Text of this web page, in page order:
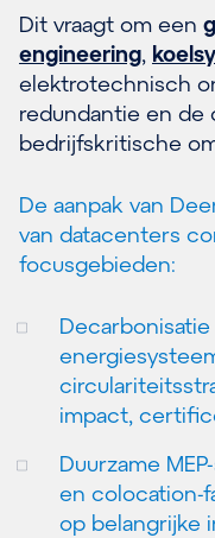
Dit vraagt om een
engineering,
elektrotechnisch
redundantie en de
bedrijfskritische
De aanpak van
van datacenters
focusgebieden:
impact,
Duurzame
en colocation-
op belangrijke